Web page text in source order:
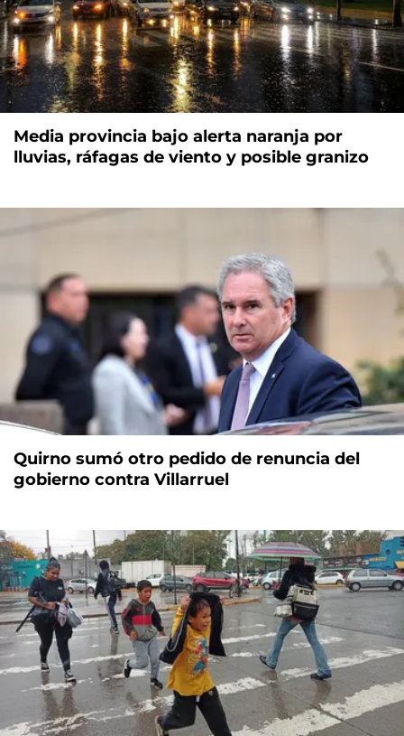
Media provincia bajo alerta naranja por
lluvias, ráfagas de viento y posible granizo
Quirno sumó otro pedido de renuncia del
gobierno contra Villarruel